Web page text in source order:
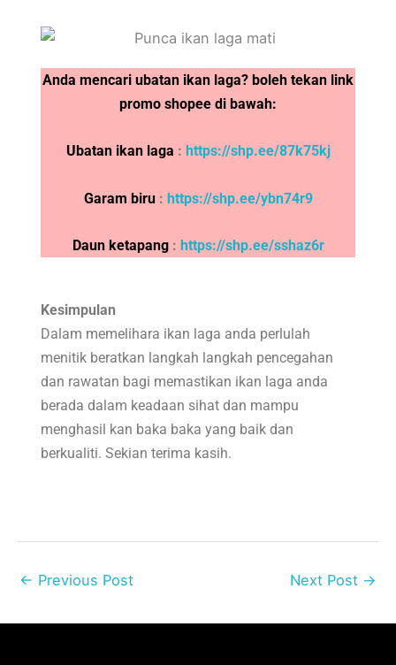
Anda mencari ubatan ikan laga? boleh tekan link
promo shopee di bawah:
Ubatan ikan laga : https://shp.ee/87k75kj
Garam biru: https://shp.ee/ybn74r9
Daun ketapang: https://shp.ee/sshaz6r
Kesimpulan
Dalam memelihara ikan laga anda perlulah
menitik beratkan langkah langkah pencegahan
dan rawatan bagi memastikan ikan laga anda
berada dalam keadaan sihat dan mampu
menghasil kan baka baka yang baik dan
berkualiti. Sekian terima kasih.
← Previous Post Next Post →